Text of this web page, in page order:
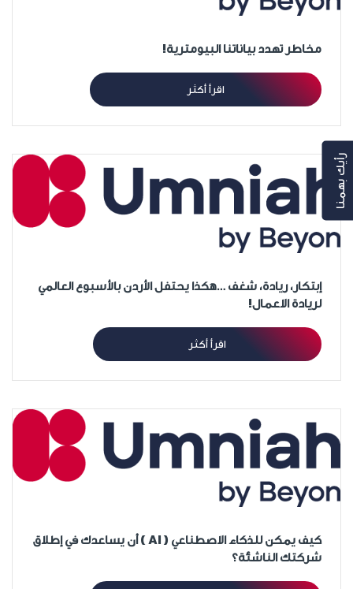
مخاطر تهدد بياناتنا البيومترية!
اقرأ أكثر
إبتكار، ريادة، شغف …هكذا يحتفل الأردن بالأسبوع العالمي
لريادة الاعمال!
اقرأ أكثر
كيف يمكن للذكاء الاصطناعي ( AI ) أن يساعدك في إطلاق
شركتك الناشئة؟
رأيك بهمنا